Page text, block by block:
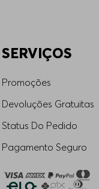
SERVIÇOS
Promoções
Devoluções Gratuitas
Status Do Pedido
Pagamento Seguro